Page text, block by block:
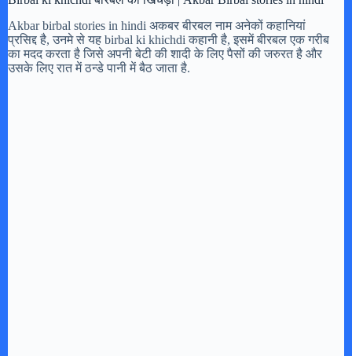
Akbar birbal stories in hindi अकबर बीरबल नाम अनेकों कहानियां
प्रसिद्द है, उनमे से यह birbal ki khichdi कहानी है, इसमें बीरबल एक गरीब
का मदद करता है जिसे अपनी बेटी की शादी के लिए पैसों की जरुरत है और
उसके लिए रात में ठन्डे पानी में बैठ जाता है.